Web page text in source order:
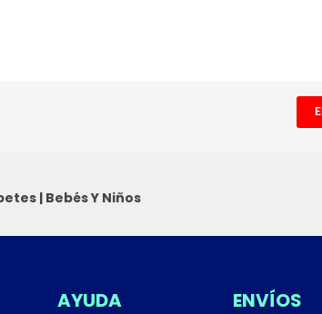
| Bebés Y Niños
AYUDA ENVÍOS